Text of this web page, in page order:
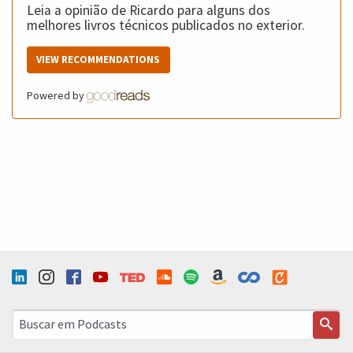
Leia a opinião de Ricardo para alguns dos
melhores livros técnicos publicados no exterior.
VIEW RECOMMENDATIONS
Powered by